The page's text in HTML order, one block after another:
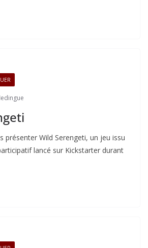
présenter Wild Serengeti, un jeu issu
lancé sur Kickstarter durant